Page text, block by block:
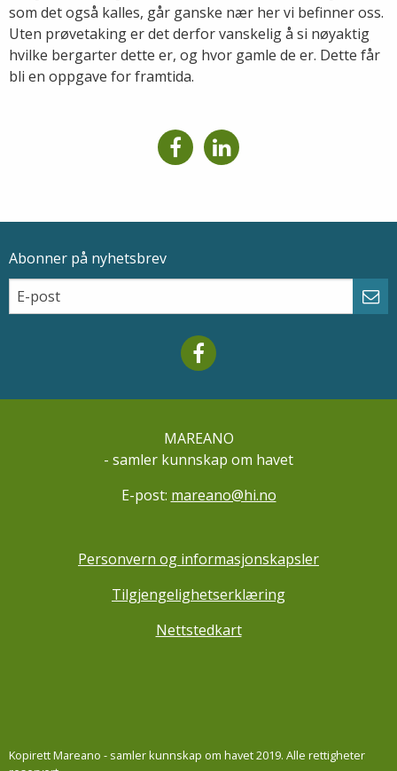
som det også kalles, går ganske nær her vi befinner oss.
Uten prøvetaking er det derfor vanskelig å si nøyaktig
hvilke bergarter dette er, og hvor gamle de er. Dette får
bli en oppgave for framtida.
Epostadresse
Abonner på nyhetsbrev
Email
Mareano facebook
MAREANO
- samler kunnskap om havet
E-post: mareano@hi.no
Personvern og informasjonskapsler
Tilgjengelighetserklæring
Nettstedkart
Kopirett Mareano - samler kunnskap om havet 2019. Alle rettigheter